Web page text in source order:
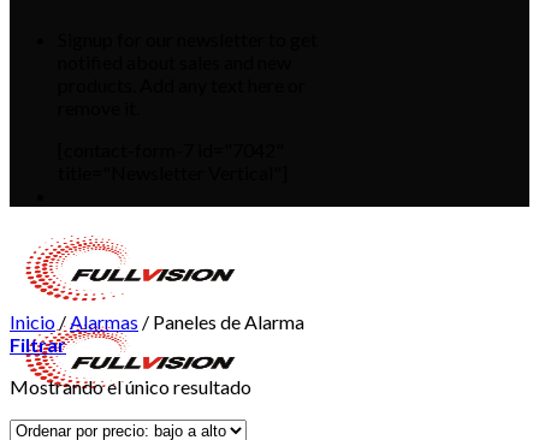
Inicio / Alarmas / Paneles de Alarma
Filtrar
Mostrando el único resultado